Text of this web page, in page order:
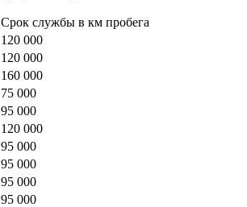
Срок службы в км пробега
120 000
120 000
160 000
75 000
95 000
120 000
95 000
95 000
95 000
95 000